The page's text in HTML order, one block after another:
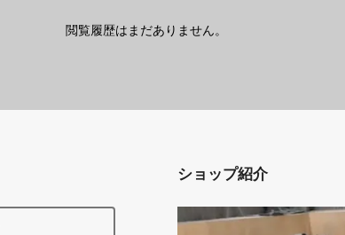
閲覧履歴はまだありません。
ショップ紹介